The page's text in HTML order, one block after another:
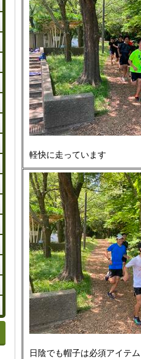
軽快に走っています
日陰でも帽子は必須アイテム